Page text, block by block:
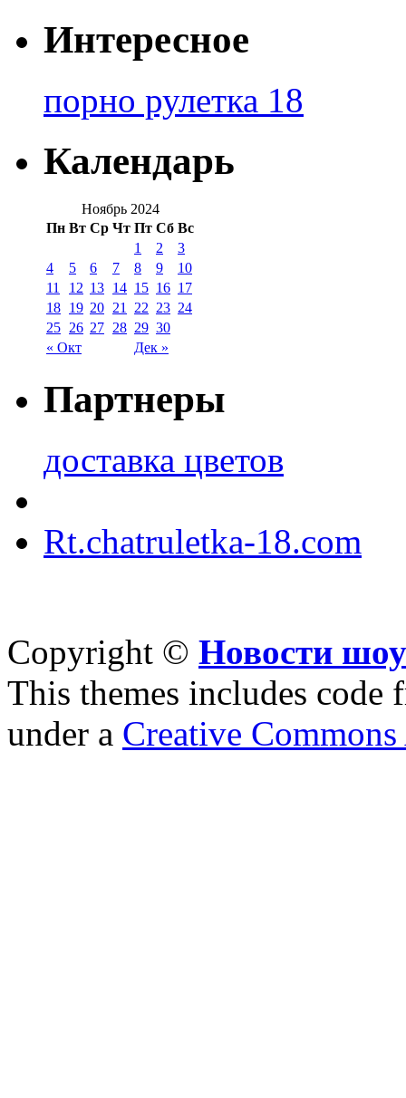
Интересное
порно рулетка 18
Календарь
Ноябрь 2024
Пн Вт Ср Чт Пт Сб Вс
« Окт Дек »
1 2
3
4
5 6 7 8 9
10
11
12 13 14 15 16 17
18 19 20 21 22 23 24
25 26 27 28 29 30
Партнеры
доставка цветов
Rt.chatruletka-18.com
Copyright © Новости
This themes includes code
under a Creative